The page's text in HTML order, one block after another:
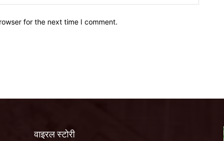
for the next time I comment.
वाइरल स्टोरी